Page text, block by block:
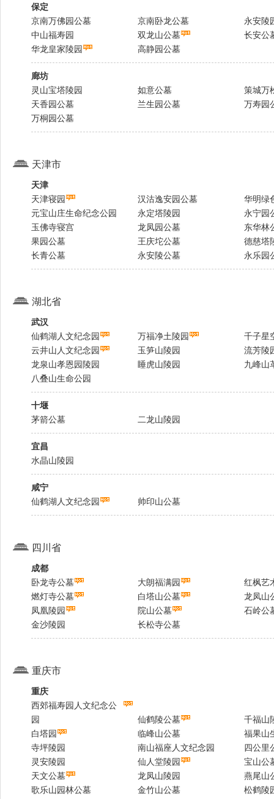
保定
京南万佛园公墓
京南卧龙公墓
永安陵
中山福寿园
双龙山公墓
长安公
华龙皇家陵园
高静园公墓
廊坊
灵山宝塔陵园
如意公墓
策城万
天香园公墓
兰生园公墓
万寿园
万桐园公墓
天津市
天津
天津寝园
汉沽逸安园公墓
华明绿
元宝山庄生命纪念公园
永定塔陵园
永宁园
玉佛寺寝宫
龙凤园公墓
东华林
果园公墓
王庆坨公墓
德慈塔
长青公墓
永安陵公墓 永乐园
湖北省
武汉
仙鹤湖人文纪念园
万福净土陵园
千子星
云井山人文纪念园
玉笋山陵园
流芳陵
龙泉山孝恩园陵园
睡虎山陵园
九峰山
八叠山生命公园
十堰
茅箭公墓
二龙山陵园
宜昌
水晶山陵园
咸宁
仙鹤湖人文纪念园
帅印山公墓
四川省
成都
卧龙寺公墓
大朗福满园
红枫艺
燃灯寺公墓
白塔山公墓
龙凤山
凤凰陵园
院山公墓
石岭公
金沙陵园
长松寺公墓
重庆市
重庆
西郊福寿园人文纪念公
园
仙鹤陵公墓
千福山
白塔园
临峰山公墓
福果山
寺坪陵园
南山福座人文纪念园
四公里
灵安陵园
仙人堂陵园
宝山公
天文公墓
龙凤山陵园
燕尾山
歌乐山园林公墓
金竹山公墓
松鹤陵